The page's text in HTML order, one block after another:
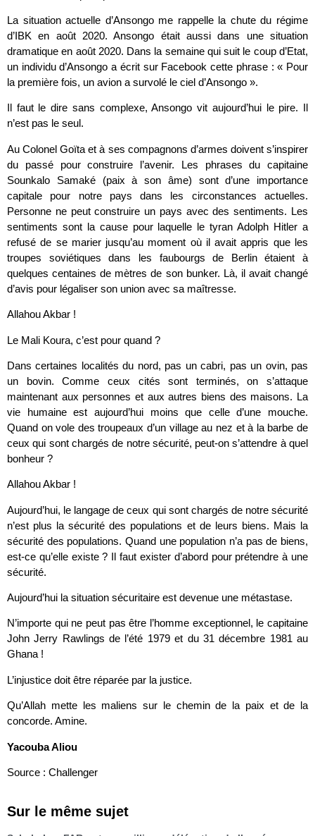
La situation actuelle d’Ansongo me rappelle la chute du régime
d’IBK en août 2020. Ansongo était aussi dans une situation
dramatique en août 2020. Dans la semaine qui suit le coup d’Etat,
un individu d’Ansongo a écrit sur Facebook cette phrase : « Pour
la première fois, un avion a survolé le ciel d’Ansongo ».
Il faut le dire sans complexe, Ansongo vit aujourd’hui le pire. Il
n’est pas le seul.
Au Colonel Goïta et à ses compagnons d’armes doivent s’inspirer
du passé pour construire l’avenir. Les phrases du capitaine
Sounkalo Samaké (paix à son âme) sont d’une importance
capitale pour notre pays dans les circonstances actuelles.
Personne ne peut construire un pays avec des sentiments. Les
sentiments sont la cause pour laquelle le tyran Adolph Hitler a
refusé de se marier jusqu’au moment où il avait appris que les
troupes soviétiques dans les faubourgs de Berlin étaient à
quelques centaines de mètres de son bunker. Là, il avait changé
d’avis pour légaliser son union avec sa maîtresse.
Allahou Akbar !
Le Mali Koura, c’est pour quand ?
Dans certaines localités du nord, pas un cabri, pas un ovin, pas
un bovin. Comme ceux cités sont terminés, on s’attaque
maintenant aux personnes et aux autres biens des maisons. La
vie humaine est aujourd’hui moins que celle d’une mouche.
Quand on vole des troupeaux d’un village au nez et à la barbe de
ceux qui sont chargés de notre sécurité, peut-on s’attendre à quel
bonheur ?
Allahou Akbar !
Aujourd’hui, le langage de ceux qui sont chargés de notre sécurité
n’est plus la sécurité des populations et de leurs biens. Mais la
sécurité des populations. Quand une population n’a pas de biens,
est-ce qu’elle existe ? Il faut exister d’abord pour prétendre à une
sécurité.
Aujourd’hui la situation sécuritaire est devenue une métastase.
N’importe qui ne peut pas être l’homme exceptionnel, le capitaine
John Jerry Rawlings de l’été 1979 et du 31 décembre 1981 au
Ghana !
L’injustice doit être réparée par la justice.
Qu’Allah mette les maliens sur le chemin de la paix et de la
concorde. Amine.
Yacouba Aliou
Source : Challenger
Sur le même sujet